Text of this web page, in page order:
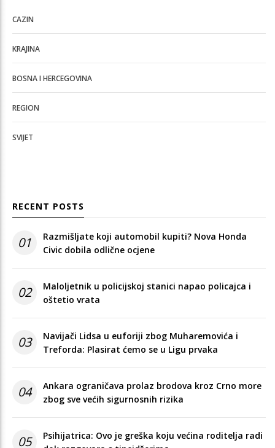
CAZIN
KRAJINA
BOSNA I HERCEGOVINA
REGION
SVIJET
RECENT POSTS
01
Razmišljate koji automobil kupiti? Nova Honda
Civic dobila odlične ocjene
02
Maloljetnik u policijskoj stanici napao policajca i
oštetio vrata
03
Navijači Lidsa u euforiji zbog Muharemovića i
Treforda: Plasirat ćemo se u Ligu prvaka
04
Ankara ograničava prolaz brodova kroz Crno more
zbog sve većih sigurnosnih rizika
05
Psihijatrica: Ovo je greška koju većina roditelja radi